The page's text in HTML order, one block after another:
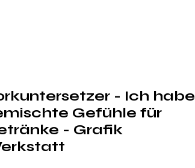
- Ich habe
Gefühle für
- Grafik